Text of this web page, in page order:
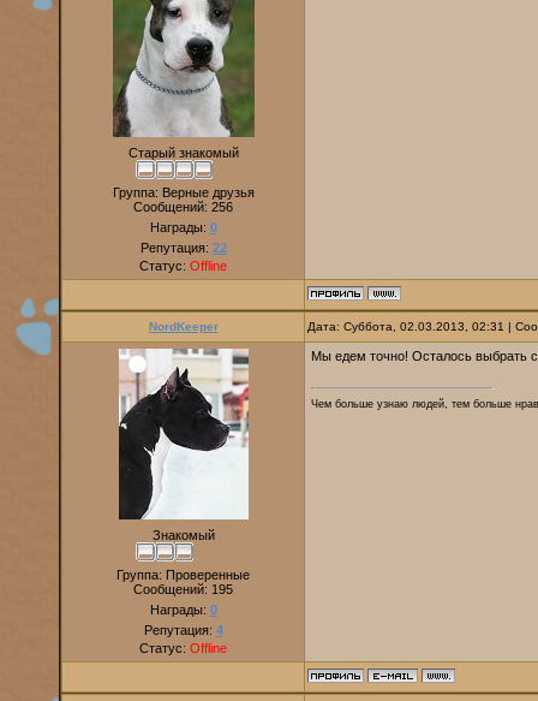
Старый знакомый
Группа: Верные друзья
Сообщений: 256
Награды: 0
Репутация: 22
Статус: Offline
NordKeeper Дата: Суббота, 02.03.2013, 02:31 |
Знакомый
Группа: Проверенные
Сообщений: 195
Награды: 0
Репутация: 4
Статус: Offline
Мы едем точно! Осталось выбрать
Чем больше узнаю людей, тем больше